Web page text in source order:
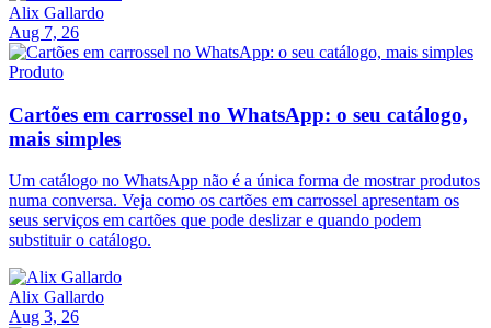
Alix Gallardo
Aug 7, 26
Produto
Cartões em carrossel no WhatsApp: o seu catálogo,
mais simples
Um catálogo no WhatsApp não é a única forma de mostrar produtos
numa conversa. Veja como os cartões em carrossel apresentam os
seus serviços em cartões que pode deslizar e quando podem
substituir o catálogo.
Alix Gallardo
Aug 3, 26